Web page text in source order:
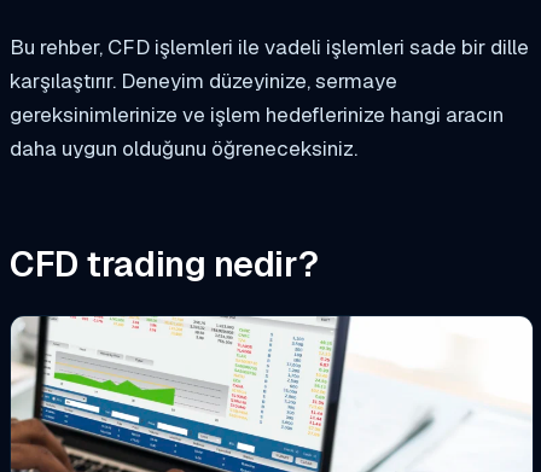
Bu rehber, CFD işlemleri ile vadeli işlemleri sade bir dille
karşılaştırır. Deneyim düzeyinize, sermaye
gereksinimlerinize ve işlem hedeflerinize hangi aracın
daha uygun olduğunu öğreneceksiniz.
CFD trading nedir?